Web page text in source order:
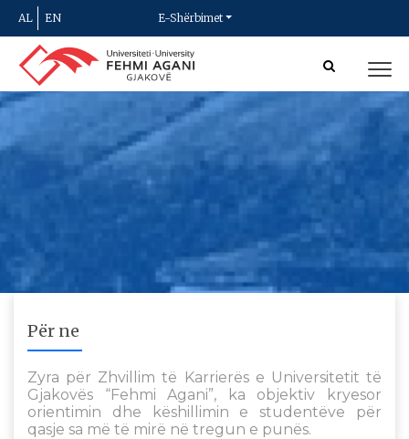
AL EN E-Shërbimet
Për ne
Zyra për Zhvillim të Karrierës e Universitetit të
Gjakovës “Fehmi Agani”, ka objektiv kryesor
orientimin dhe këshillimin e studentëve për
qasje sa më të mirë në tregun e punës.